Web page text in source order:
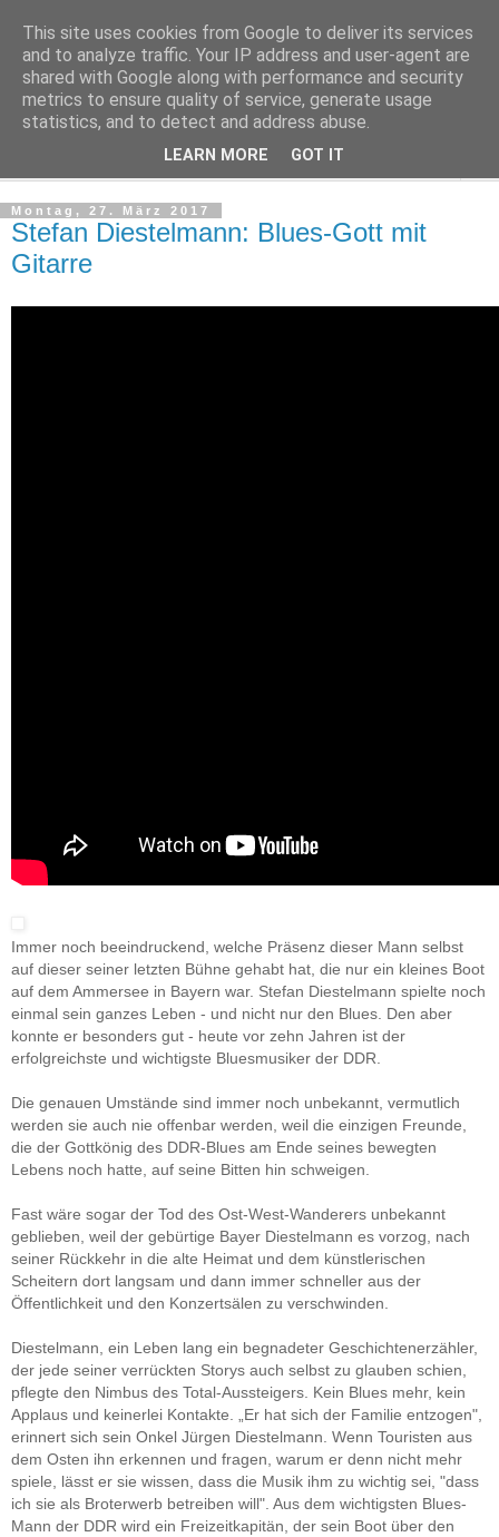
Kludge
Private Notizen aus Halle an der Saale
Montag, 27. März 2017
Stefan Diestelmann: Blues-Gott mit
Gitarre
Immer noch beeindruckend, welche Präsenz dieser Mann selbst
auf dieser seiner letzten Bühne gehabt hat, die nur ein kleines Boot
auf dem Ammersee in Bayern war. Stefan Diestelmann spielte noch
einmal sein ganzes Leben - und nicht nur den Blues. Den aber
konnte er besonders gut - heute vor zehn Jahren ist der
erfolgreichste und wichtigste Bluesmusiker der DDR.
Die genauen Umstände sind immer noch unbekannt, vermutlich
werden sie auch nie offenbar werden, weil die einzigen Freunde,
die der Gottkönig des DDR-Blues am Ende seines bewegten
Lebens noch hatte, auf seine Bitten hin schweigen.
Fast wäre sogar der Tod des Ost-West-Wanderers unbekannt
geblieben, weil der gebürtige Bayer Diestelmann es vorzog, nach
seiner Rückkehr in die alte Heimat und dem künstlerischen
Scheitern dort langsam und dann immer schneller aus der
Öffentlichkeit und den Konzertsälen zu verschwinden.
Diestelmann, ein Leben lang ein begnadeter Geschichtenerzähler,
der jede seiner verrückten Storys auch selbst zu glauben schien,
pflegte den Nimbus des Total-Aussteigers. Kein Blues mehr, kein
Applaus und keinerlei Kontakte. „Er hat sich der Familie entzogen",
erinnert sich sein Onkel Jürgen Diestelmann. Wenn Touristen aus
dem Osten ihn erkennen und fragen, warum er denn nicht mehr
spiele, lässt er sie wissen, dass die Musik ihm zu wichtig sei, "dass
ich sie als Broterwerb betreiben will". Aus dem wichtigsten Blues-
Mann der DDR wird ein Freizeitkapitän, der sein Boot über den
This site uses cookies from Google to deliver its services
and to analyze traffic. Your IP address and user-agent are
shared with Google along with performance and security
metrics to ensure quality of service, generate usage
statistics, and to detect and address abuse.
LEARN MORE GOT IT